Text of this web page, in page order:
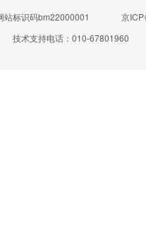
站标识码bm22000001
京
技术支持电话：010-67801960